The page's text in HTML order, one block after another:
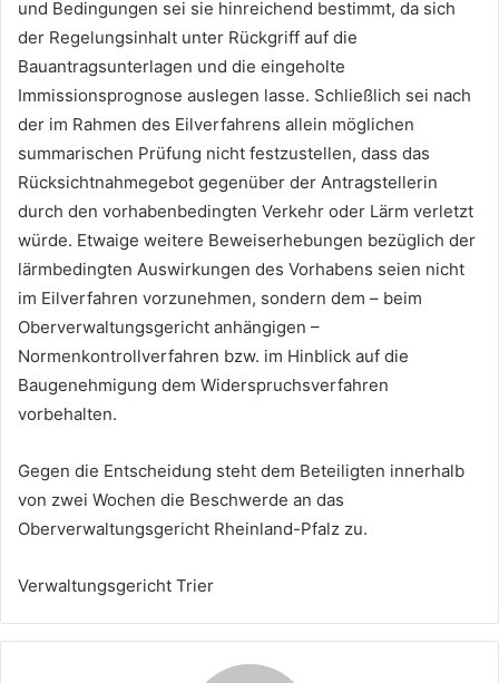
und Bedingungen sei sie hinreichend bestimmt, da sich
der Regelungsinhalt unter Rückgriff auf die
Bauantragsunterlagen und die eingeholte
Immissionsprognose auslegen lasse. Schließlich sei nach
der im Rahmen des Eilverfahrens allein möglichen
summarischen Prüfung nicht festzustellen, dass das
Rücksichtnahmegebot gegenüber der Antragstellerin
durch den vorhabenbedingten Verkehr oder Lärm verletzt
würde. Etwaige weitere Beweiserhebungen bezüglich der
lärmbedingten Auswirkungen des Vorhabens seien nicht
im Eilverfahren vorzunehmen, sondern dem – beim
Oberverwaltungsgericht anhängigen –
Normenkontrollverfahren bzw. im Hinblick auf die
Baugenehmigung dem Widerspruchsverfahren
vorbehalten.
Gegen die Entscheidung steht dem Beteiligten innerhalb
von zwei Wochen die Beschwerde an das
Oberverwaltungsgericht Rheinland-Pfalz zu.
Verwaltungsgericht Trier